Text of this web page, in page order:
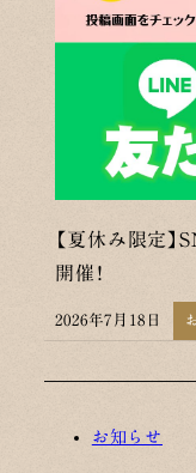
【夏休み限定
開催！
2026年7月18日
お知らせ